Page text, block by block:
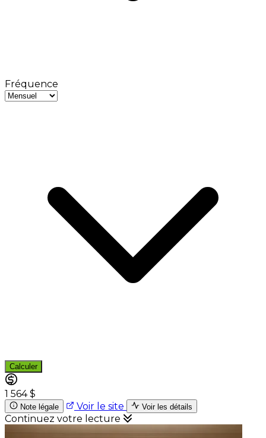
Fréquence
Calculer
1 564 $
Note légale Voir le site Voir les détails
Continuez votre lecture